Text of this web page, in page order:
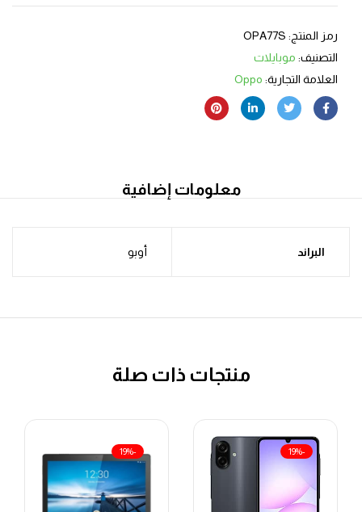
رمز المنتج: OPA77S
التصنيف: موبايلات
العلامة التجارية: Oppo
معلومات إضافية
البراند أوبو
منتجات ذات صلة
-19%
-19%